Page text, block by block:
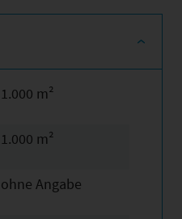
1.000 m²
1.000 m²
ohne Angabe